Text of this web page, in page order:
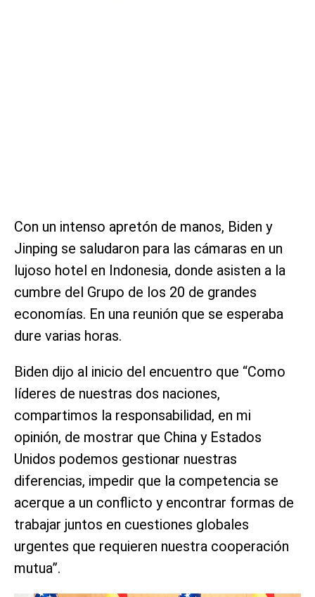
Con un intenso apretón de manos, Biden y
Jinping se saludaron para las cámaras en un
lujoso hotel en Indonesia, donde asisten a la
cumbre del Grupo de los 20 de grandes
economías. En una reunión que se esperaba
dure varias horas.
Biden dijo al inicio del encuentro que “Como
líderes de nuestras dos naciones,
compartimos la responsabilidad, en mi
opinión, de mostrar que China y Estados
Unidos podemos gestionar nuestras
diferencias, impedir que la competencia se
acerque a un conflicto y encontrar formas de
trabajar juntos en cuestiones globales
urgentes que requieren nuestra cooperación
mutua”.